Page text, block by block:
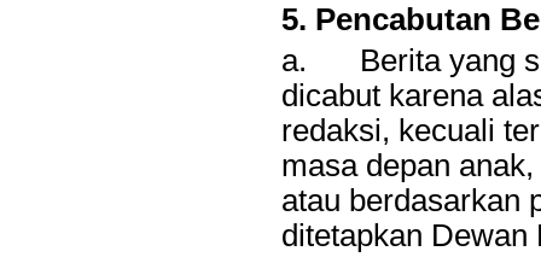
5. Pencabutan
a.
Berita yang
dicabut karena
redaksi, kecuali
masa depan
atau berdasarkan
ditetapkan Dewan